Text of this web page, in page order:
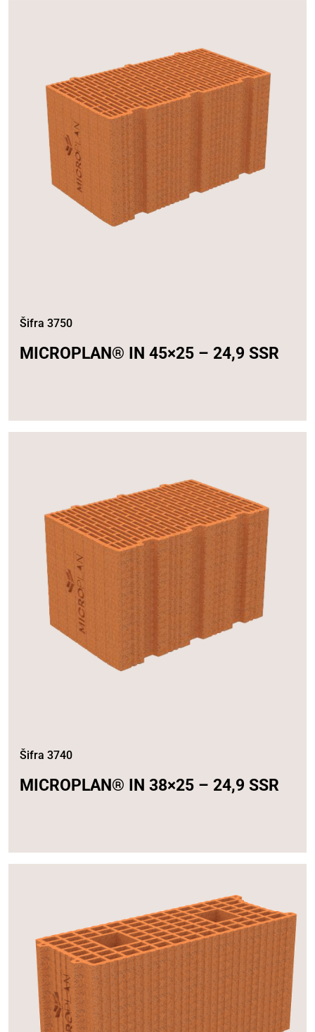
Šifra 3750
MICROPLAN® IN 45×25 – 24,9 SSR
Šifra 3740
MICROPLAN® IN 38×25 – 24,9 SSR